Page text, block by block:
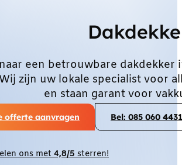
een betrouwbare
zijn uw lokale specialist voor
en staan garant voor
offerte aanvragen Bel: 085 060 4431
ons met4,8/5sterren!